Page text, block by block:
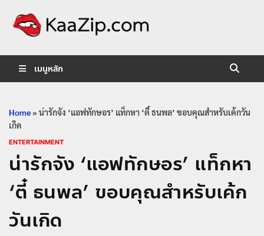
เมนูหลัก
Home»น่ารักจัง ‘แอฟทักษอร’ แท็กหา ‘ตี๋ ธนพล’ ขอบคุณสำหรับเค้กวัน
เกิด
ENTERTAINMENT
น่ารักจัง ‘แอฟทักษอร’ แท็กหา
‘ตี๋ ธนพล’ ขอบคุณสำหรับเค้ก
วันเกิด